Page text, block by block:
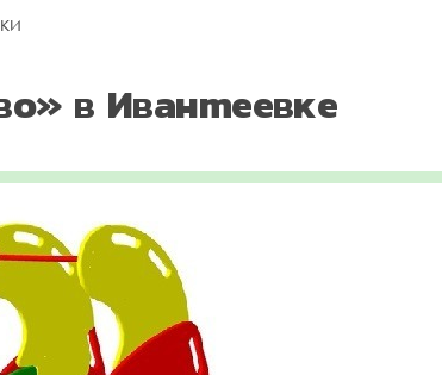
в Ивантеевке